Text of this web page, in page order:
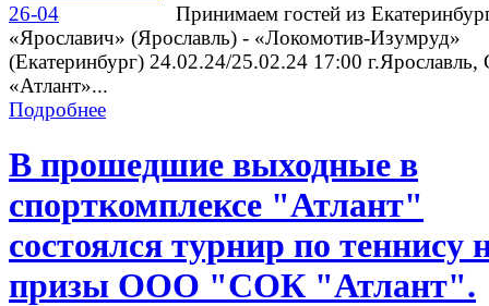
Принимаем гостей из
«Ярославич» (Ярославль) - «Локомотив-Изумруд»
(Екатеринбург) 24.02.24/25.02.24 17:00
«Атлант»...
Подробнее
В прошедшие выходные в
спорткомплексе "Атлант"
состоялся турнир по теннису
призы ООО "СОК "Атлант".